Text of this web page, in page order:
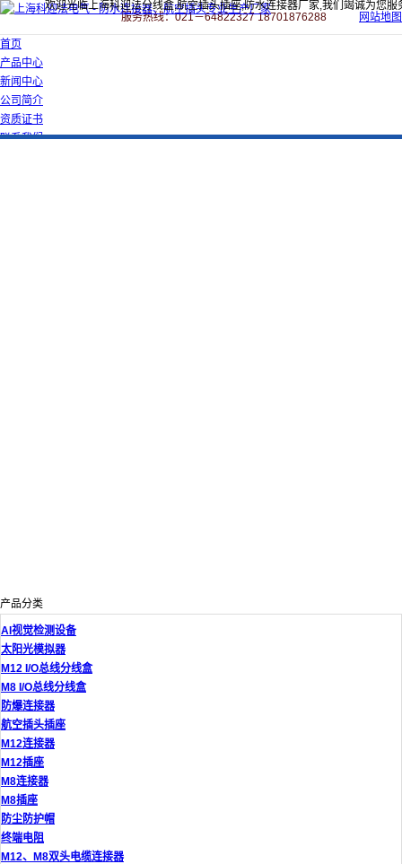
欢迎光临上海科迎法分线盒,航空插头插座,防水连接器厂家,我们竭诚为您服
服务热线：021－64822327 18701876288
网站地图
首页
产品中心
新闻中心
公司简介
资质证书
联系我们
产品分类
AI视觉检测设备
太阳光模拟器
M12 I/O总线分线盒
M8 I/O总线分线盒
防爆连接器
航空插头插座
M12连接器
M12插座
M8连接器
M8插座
防尘防护帽
终端电阻
M12、M8双头电缆连接器